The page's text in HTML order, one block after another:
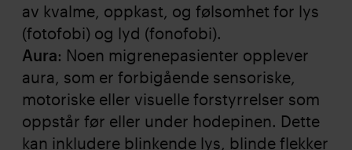
av kvalme, oppkast, og følsomhet for lys
(fotofobi) og lyd (fonofobi).
Aura: Noen migrenepasienter opplever
aura, som er forbigående sensoriske,
motoriske eller visuelle forstyrrelser som
oppstår før eller under hodepinen. Dette
kan inkludere blinkende lys, blinde flekker